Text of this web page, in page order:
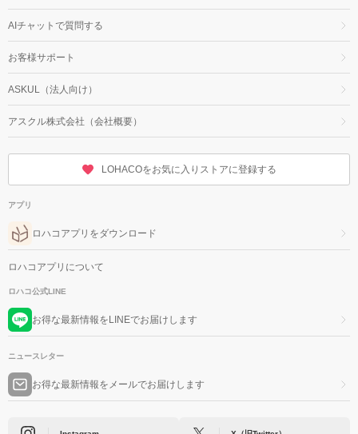
AIチャットで質問する
お客様サポート
ASKUL（法人向け）
アスクル株式会社（会社概要）
LOHACOをお気に入りストアに登録する
アプリ
ロハコアプリをダウンロード
ロハコアプリについて
ロハコ公式LINE
お得な最新情報をLINEでお届けします
ニュースレター
お得な最新情報をメールでお届けします